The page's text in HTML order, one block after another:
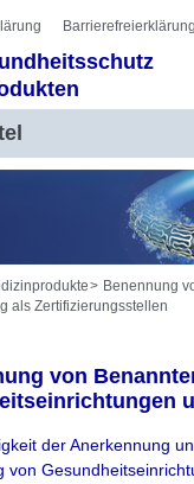
Benennung
als Zertifizierungsstellen
von
der Anerkennung
von